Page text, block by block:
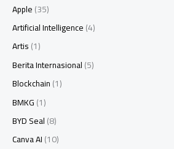
Apple(35)
Artificial Intelligence(4)
Artis(1)
Berita Internasional(5)
Blockchain(1)
BMKG(1)
BYD Seal(8)
Canva AI(10)